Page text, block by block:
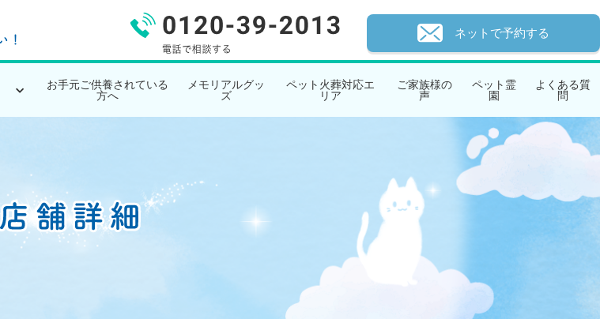
ネットで予約する
お手元ご供養されている
方へ
メモリアルグッ
ズ
ペット火葬対応エ
リア
ご家族様の
声
ペット霊
園
よくある質
問